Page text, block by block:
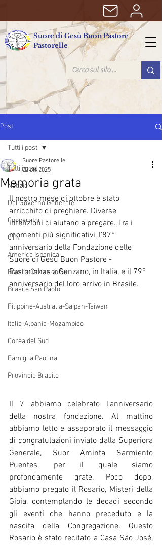
Suore di Gesù Buon Pastore
Pastorelle
Post
Tutti i post
Notizie
Dal Governo Generale
Cooperatori
CTN
America Ispanica
Brasile Caxias do Sul
Brasile San Paolo
Filippine-Australia-Saipan-Taiwan
Italia-Albania-Mozambico
Corea del Sud
Famiglia Paolina
Provincia Brasile
Tutti i post
Memoria grata
Suore Pastorelle
23 ott 2025
Il nostro mese di ottobre è stato
arricchito di preghiere. Diverse
intenzioni ci aiutano a pregare. Tra i
momenti più significativi, l'87°
anniversario della Fondazione delle
Suore di Gesù Buon Pastore -
Pastorinhas a Genzano, in Italia, e il 79°
anniversario del loro arrivo in Brasile.
Il 7 abbiamo celebrato l'anniversario
della nostra fondazione. Al mattino
abbiamo letto e assaporato il messaggio
di congratulazioni inviato dalla Superiora
Generale, Suor Aminta Sarmiento
Puentes, per il quale siamo
profondamente grate. Poco dopo,
abbiamo pregato il Rosario, Misteri della
Gioia, contemplando le decadi secondo
gli eventi che hanno preceduto e la
nascita della Congregazione. Questo
Rosario è stato recitato a Casa São José,